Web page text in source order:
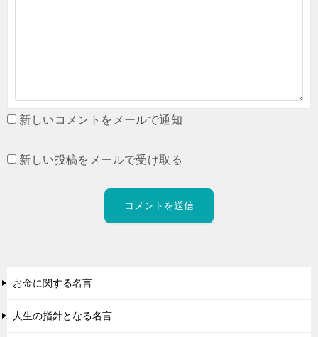
新しいコメントをメールで通知
新しい投稿をメールで受け取る
お金に関する名言
人生の指針となる名言